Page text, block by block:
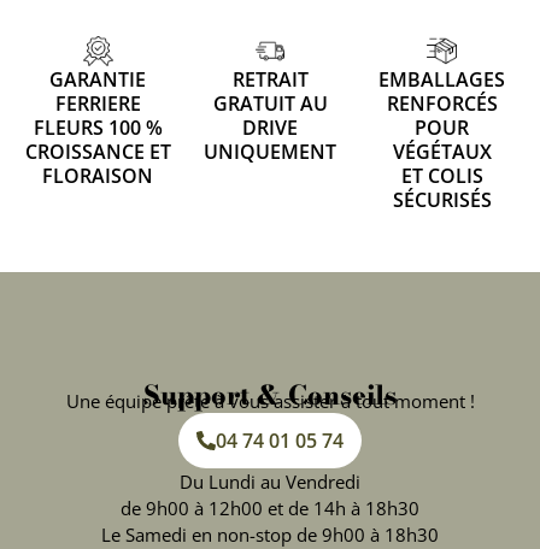
GARANTIE
FERRIERE
FLEURS 100 %
CROISSANCE ET
FLORAISON
RETRAIT
GRATUIT AU
DRIVE
UNIQUEMENT
EMBALLAGES
RENFORCÉS
POUR
VÉGÉTAUX
ET COLIS
SÉCURISÉS
Support & Conseils
Une équipe prête à vous assister à tout moment !
04 74 01 05 74
Du Lundi au Vendredi
de 9h00 à 12h00 et de 14h à 18h30
Le Samedi en non-stop de 9h00 à 18h30